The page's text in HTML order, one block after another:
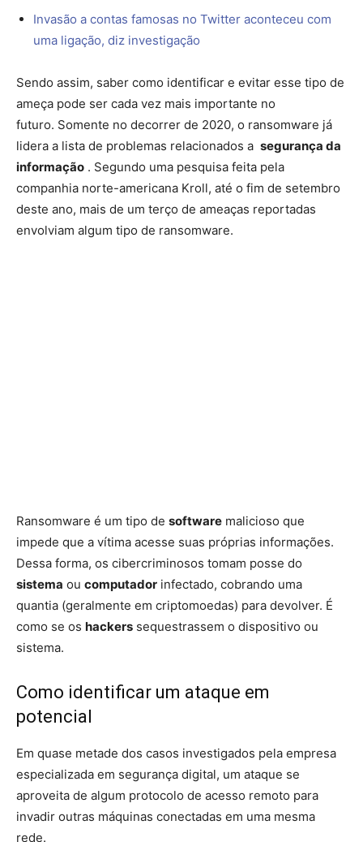
Invasão a contas famosas no Twitter aconteceu com
uma ligação, diz investigação
Sendo assim, saber como identificar e evitar esse tipo de
ameça pode ser cada vez mais importante no
futuro. Somente no decorrer de 2020, o ransomware já
lidera a lista de problemas relacionados a segurança da
informação . Segundo uma pesquisa feita pela
companhia norte-americana Kroll, até o fim de setembro
deste ano, mais de um terço de ameaças reportadas
envolviam algum tipo de ransomware.
Ransomware é um tipo de software malicioso que
impede que a vítima acesse suas próprias informações.
Dessa forma, os cibercriminosos tomam posse do
sistema ou computador infectado, cobrando uma
quantia (geralmente em criptomoedas) para devolver. É
como se os hackers sequestrassem o dispositivo ou
sistema.
Como identificar um ataque em
potencial
Em quase metade dos casos investigados pela empresa
especializada em segurança digital, um ataque se
aproveita de algum protocolo de acesso remoto para
invadir outras máquinas conectadas em uma mesma
rede.